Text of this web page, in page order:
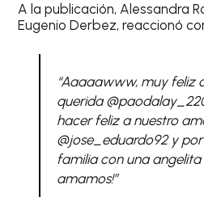
A la publicación, Alessandra
Eugenio Derbez, reaccionó
“Aaaaawww, muy feliz
querida
hacer feliz a nuestro
@jose_eduardo92 y
familia con una angelita
amamos!”